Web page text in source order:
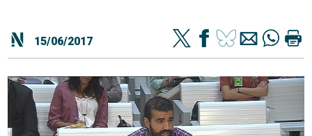
15/06/2017